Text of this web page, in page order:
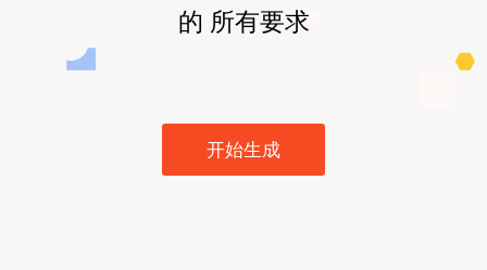
的 所有要求
开始生成